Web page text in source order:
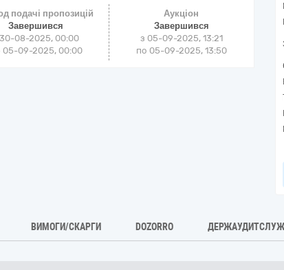
подачі пропозицій
Завершився
08-2025, 00:00
05-09-2025, 00:00
Аукціон
Завершився
з 05-09-2025, 13:21
по 05-09-2025, 13:50
ВИМОГИ/СКАРГИ DOZORRO